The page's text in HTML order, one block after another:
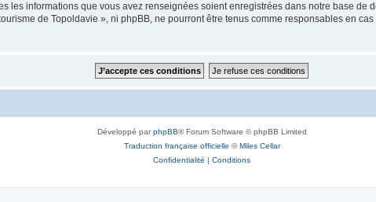
les informations que vous avez renseignées soient enregistrées dans notre base
de Topoldavie », ni phpBB, ne pourront être tenus comme responsables en
Développé parphpBB® Forum Software © phpBB Limited
Traduction française officielle ©Miles Cellar
Confidentialité | Conditions